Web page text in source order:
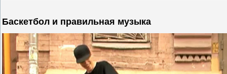
Баскетбол и правильная музыка